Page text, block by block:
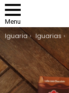
Menu
You are here:
Iguaria Iguarias